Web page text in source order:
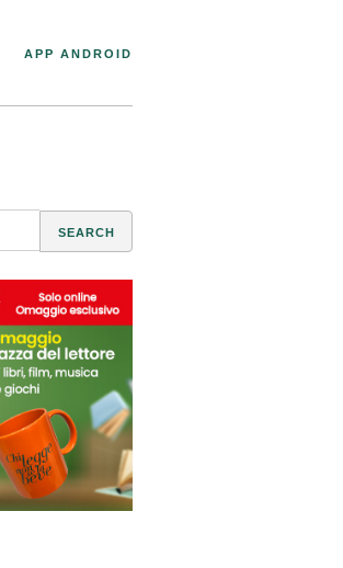
APP ANDROID